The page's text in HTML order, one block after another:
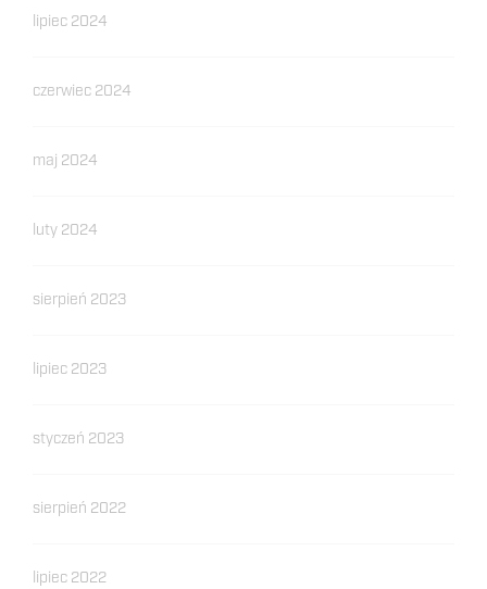
lipiec 2024
czerwiec 2024
maj 2024
luty 2024
sierpień 2023
lipiec 2023
styczeń 2023
sierpień 2022
lipiec 2022